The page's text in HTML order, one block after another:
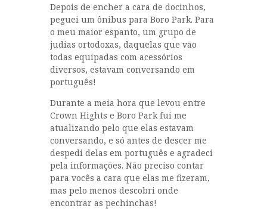
Depois de encher a cara de docinhos,
peguei um ônibus para Boro Park. Para
o meu maior espanto, um grupo de
judias ortodoxas, daquelas que vão
todas equipadas com acessórios
diversos, estavam conversando em
português!
Durante a meia hora que levou entre
Crown Hights e Boro Park fui me
atualizando pelo que elas estavam
conversando, e só antes de descer me
despedi delas em português e agradeci
pela informações. Não preciso contar
para vocês a cara que elas me fizeram,
mas pelo menos descobri onde
encontrar as pechinchas!